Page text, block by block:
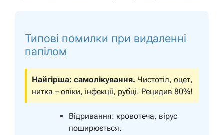
Типові помилки при видаленні
папілом
Найгірша: самолікування. Чистотіл, оцет,
нитка – опіки, інфекції, рубці. Рецидив 80%!
Відривання: кровотеча, вірус
поширюється.